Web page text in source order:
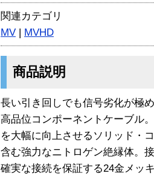
関連カテゴリ
MV | MVHD
商品説明
長い引き回しでも信号劣化が極
高品位コンポーネントケーブル
を大幅に向上させるソリッド・
含む強力なニトロゲン絶縁体。
確実な接続を保証する24金メッ